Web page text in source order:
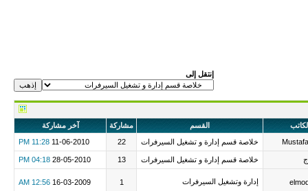
إنتقل إلى
القسم مشاركة
آخر مشاركة
خلاصة قسم إدارة و تشغيل السيرفرات 22
11-06-2010
11:28 PM
خلاصة قسم إدارة و تشغيل السيرفرات 13
28-05-2010
04:18 PM
إدارة وتشغيل السيرفرات 1
16-03-2009
12:56 AM